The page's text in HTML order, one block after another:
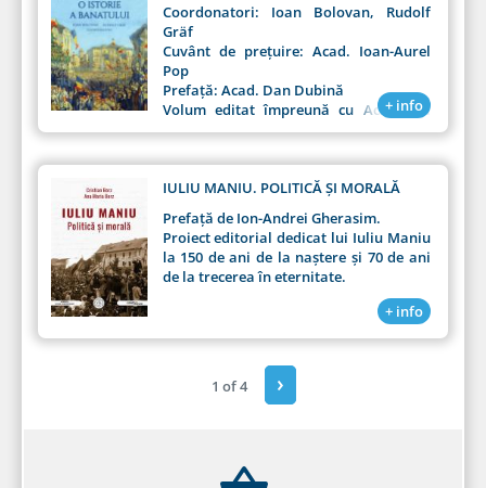
4. Campania electorală din anul 1946
Coordonatori: Ioan Bolovan, Rudolf
Gräf
Cuvânt de prețuire: Acad. Ioan-Aurel
Pop
Prefață: Acad. Dan Dubină
Volum editat împreună cu Academia
Română - Centrul de Studii Transilvane
+ info
IULIU MANIU. POLITICĂ ȘI MORALĂ
Prefață de Ion-Andrei Gherasim.
Proiect editorial dedicat lui Iuliu Maniu
la 150 de ani de la naștere și 70 de ani
de la trecerea în eternitate.
+ info
1 of 4 ›